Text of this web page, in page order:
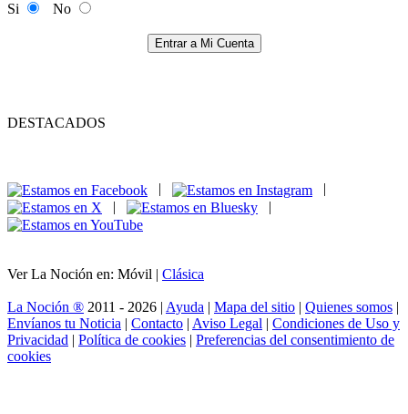
Si
No
Entrar a Mi Cuenta
DESTACADOS
|
|
Ver La Noción en: Móvil | Clásica
La Noción ® 2011 - 2026 | Ayuda | Mapa del sitio | Quienes somos |
Envíanos tu Noticia | Contacto | Aviso Legal | Condiciones de Uso y
Privacidad | Política de cookies | Preferencias del consentimiento de
cookies